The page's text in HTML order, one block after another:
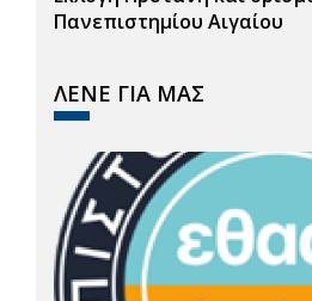
Πανεπιστημίου Αιγαίου
ΛΕΝΕ ΓΙΑ ΜΑΣ